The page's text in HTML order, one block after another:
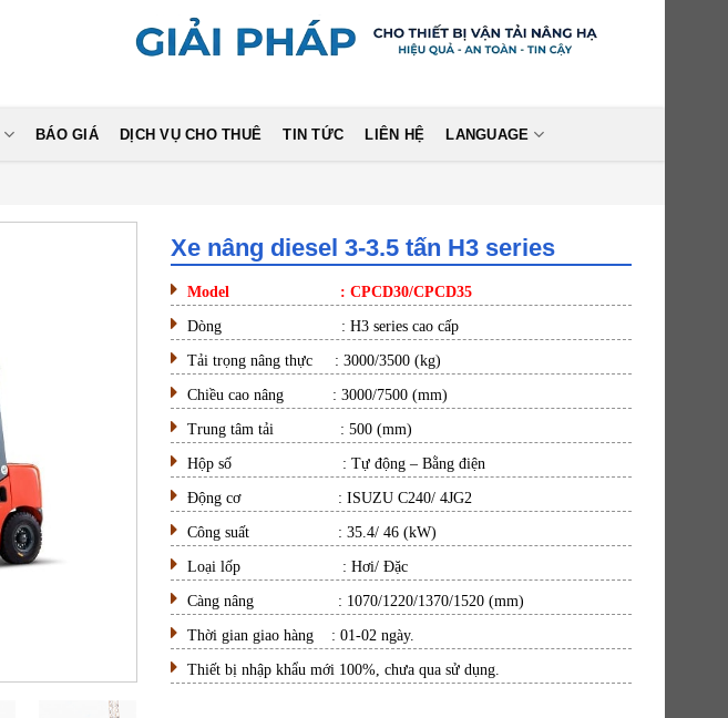
BÁO GIÁ DỊCH VỤ CHO THUÊ TIN TỨC LIÊN HỆ LANGUAGE
Xe nâng diesel 3-3.5 tấn H3 series
Model : CPCD30/CPCD35
Dòng : H3 series cao cấp
Tải trọng nâng thực : 3000/3500 (kg)
Chiều cao nâng : 3000/7500 (mm)
Trung tâm tải : 500 (mm)
Hộp số : Tự động – Bằng điện
Động cơ : ISUZU C240/ 4JG2
Công suất : 35.4/ 46 (kW)
Loại lốp : Hơi/ Đặc
Càng nâng : 1070/1220/1370/1520 (mm)
Thời gian giao hàng : 01-02 ngày.
Thiết bị nhập khẩu mới 100%, chưa qua sử dụng.